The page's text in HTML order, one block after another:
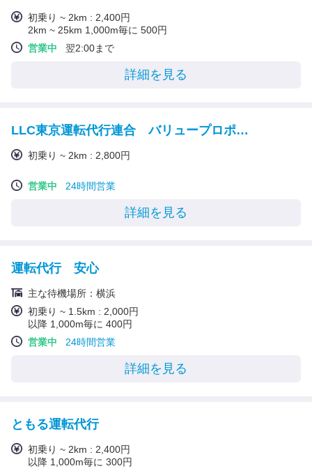
初乗り ~ 2km : 2,400円
2km ~ 25km 1,000m毎に 500円
営業中
翌2:00まで
詳細を見る
LLC東京運転代行連合 バリュープロポジション代行
初乗り ~ 2km : 2,800円
営業中 24時間営業
詳細を見る
運転代行 安心
主な待機場所：横浜
初乗り ~ 1.5km : 2,000円
以降 1,000m毎に 400円
営業中
24時間営業
詳細を見る
ともる運転代行
初乗り ~ 2km : 2,400円
以降 1,000m毎に 300円